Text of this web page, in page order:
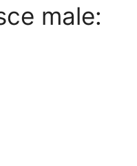
male: